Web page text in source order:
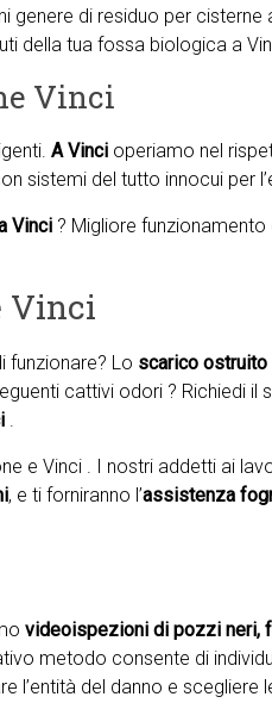
genere di residuo per cisterne
della tua fossa biologica a
Vinci
A Vinci operiamo nel
sistemi del tutto innocui per
Vinci ? Migliore funzionamento
Vinci
funzionare? Lo scarico ostruito
cattivi odori ? Richiedi il
.
e Vinci . I nostri addetti ai
, e ti forniranno l’assistenza
videoispezioni di pozzi neri,
metodo consente di
l’entità del danno e scegliere